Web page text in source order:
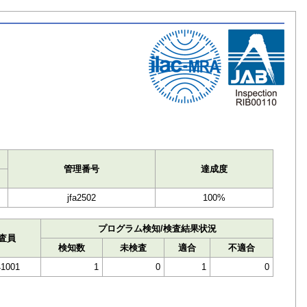
管理番号 達成度
jfa2502 100%
員
プログラム検知/検査結果状況
検知数
未検査 適合
不適合
1 0 1 0